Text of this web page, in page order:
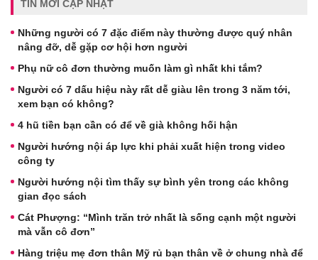
TIN MỚI CẬP NHẬT
Những người có 7 đặc điểm này thường được quý nhân
nâng đỡ, dễ gặp cơ hội hơn người
Phụ nữ cô đơn thường muốn làm gì nhất khi tắm?
Người có 7 dấu hiệu này rất dễ giàu lên trong 3 năm tới,
xem bạn có không?
4 hũ tiền bạn cần có để về già không hối hận
Người hướng nội áp lực khi phải xuất hiện trong video
công ty
Người hướng nội tìm thấy sự bình yên trong các không
gian đọc sách
Cát Phượng: “Mình trăn trở nhất là sống cạnh một người
mà vẫn cô đơn”
Hàng triệu mẹ đơn thân Mỹ rủ bạn thân về ở chung nhà để